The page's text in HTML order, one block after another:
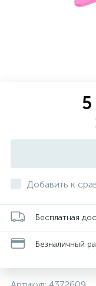
5
Добавить к
Бесплатная
Безналичный